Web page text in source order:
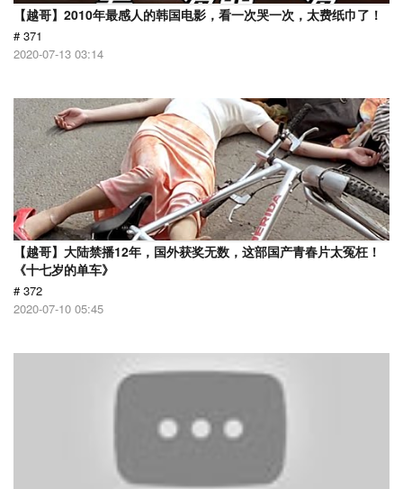
【越哥】2010年最感人的韩国电影，看一次哭一次，太费纸巾了！
# 371
2020-07-13 03:14
【越哥】大陆禁播12年，国外获奖无数，这部国产青春片太冤枉！
《十七岁的单车》
# 372
2020-07-10 05:45